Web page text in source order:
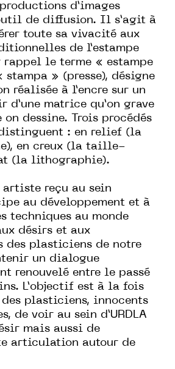
d’images
de diffusion. Il s’agit à
toute sa vivacité aux
de l’estampe
le terme « estampe
stampa » (presse), désigne
réalisée à l’encre sur un
matrice qu’on grave
dessine. Trois procédés
: en relief (la
en creux (la taille-
(la lithographie).
artiste reçu au sein
au développement et à
techniques au monde
désirs et aux
des plasticiens de notre
un dialogue
renouvelé entre le passé
L’objectif est à la fois
plasticiens, innocents
de voir au sein d’URDLA
mais aussi de
articulation autour de